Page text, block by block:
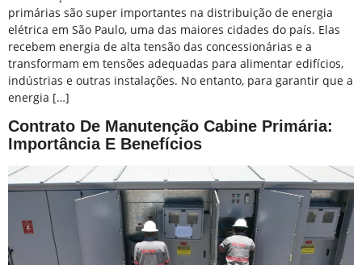
primárias são super importantes na distribuição de energia
elétrica em São Paulo, uma das maiores cidades do país. Elas
recebem energia de alta tensão das concessionárias e a
transformam em tensões adequadas para alimentar edifícios,
indústrias e outras instalações. No entanto, para garantir que a
energia […]
Contrato De Manutenção Cabine Primária:
Importância E Benefícios